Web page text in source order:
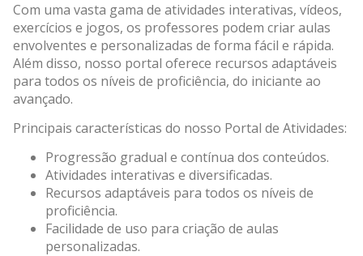
Com uma vasta gama de atividades interativas, vídeos,
exercícios e jogos, os professores podem criar aulas
envolventes e personalizadas de forma fácil e rápida.
Além disso, nosso portal oferece recursos adaptáveis
para todos os níveis de proficiência, do iniciante ao
avançado.
Principais características do nosso Portal de Atividades:
Progressão gradual e contínua dos conteúdos.
Atividades interativas e diversificadas.
Recursos adaptáveis para todos os níveis de
proficiência.
Facilidade de uso para criação de aulas
personalizadas.